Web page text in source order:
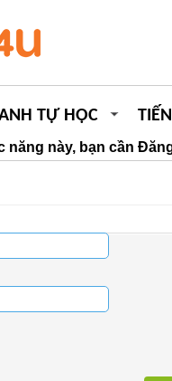
TỰ HỌC
này, bạn cần